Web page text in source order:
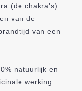
(de chakra's)
van de
van een
natuurlijk en
werking